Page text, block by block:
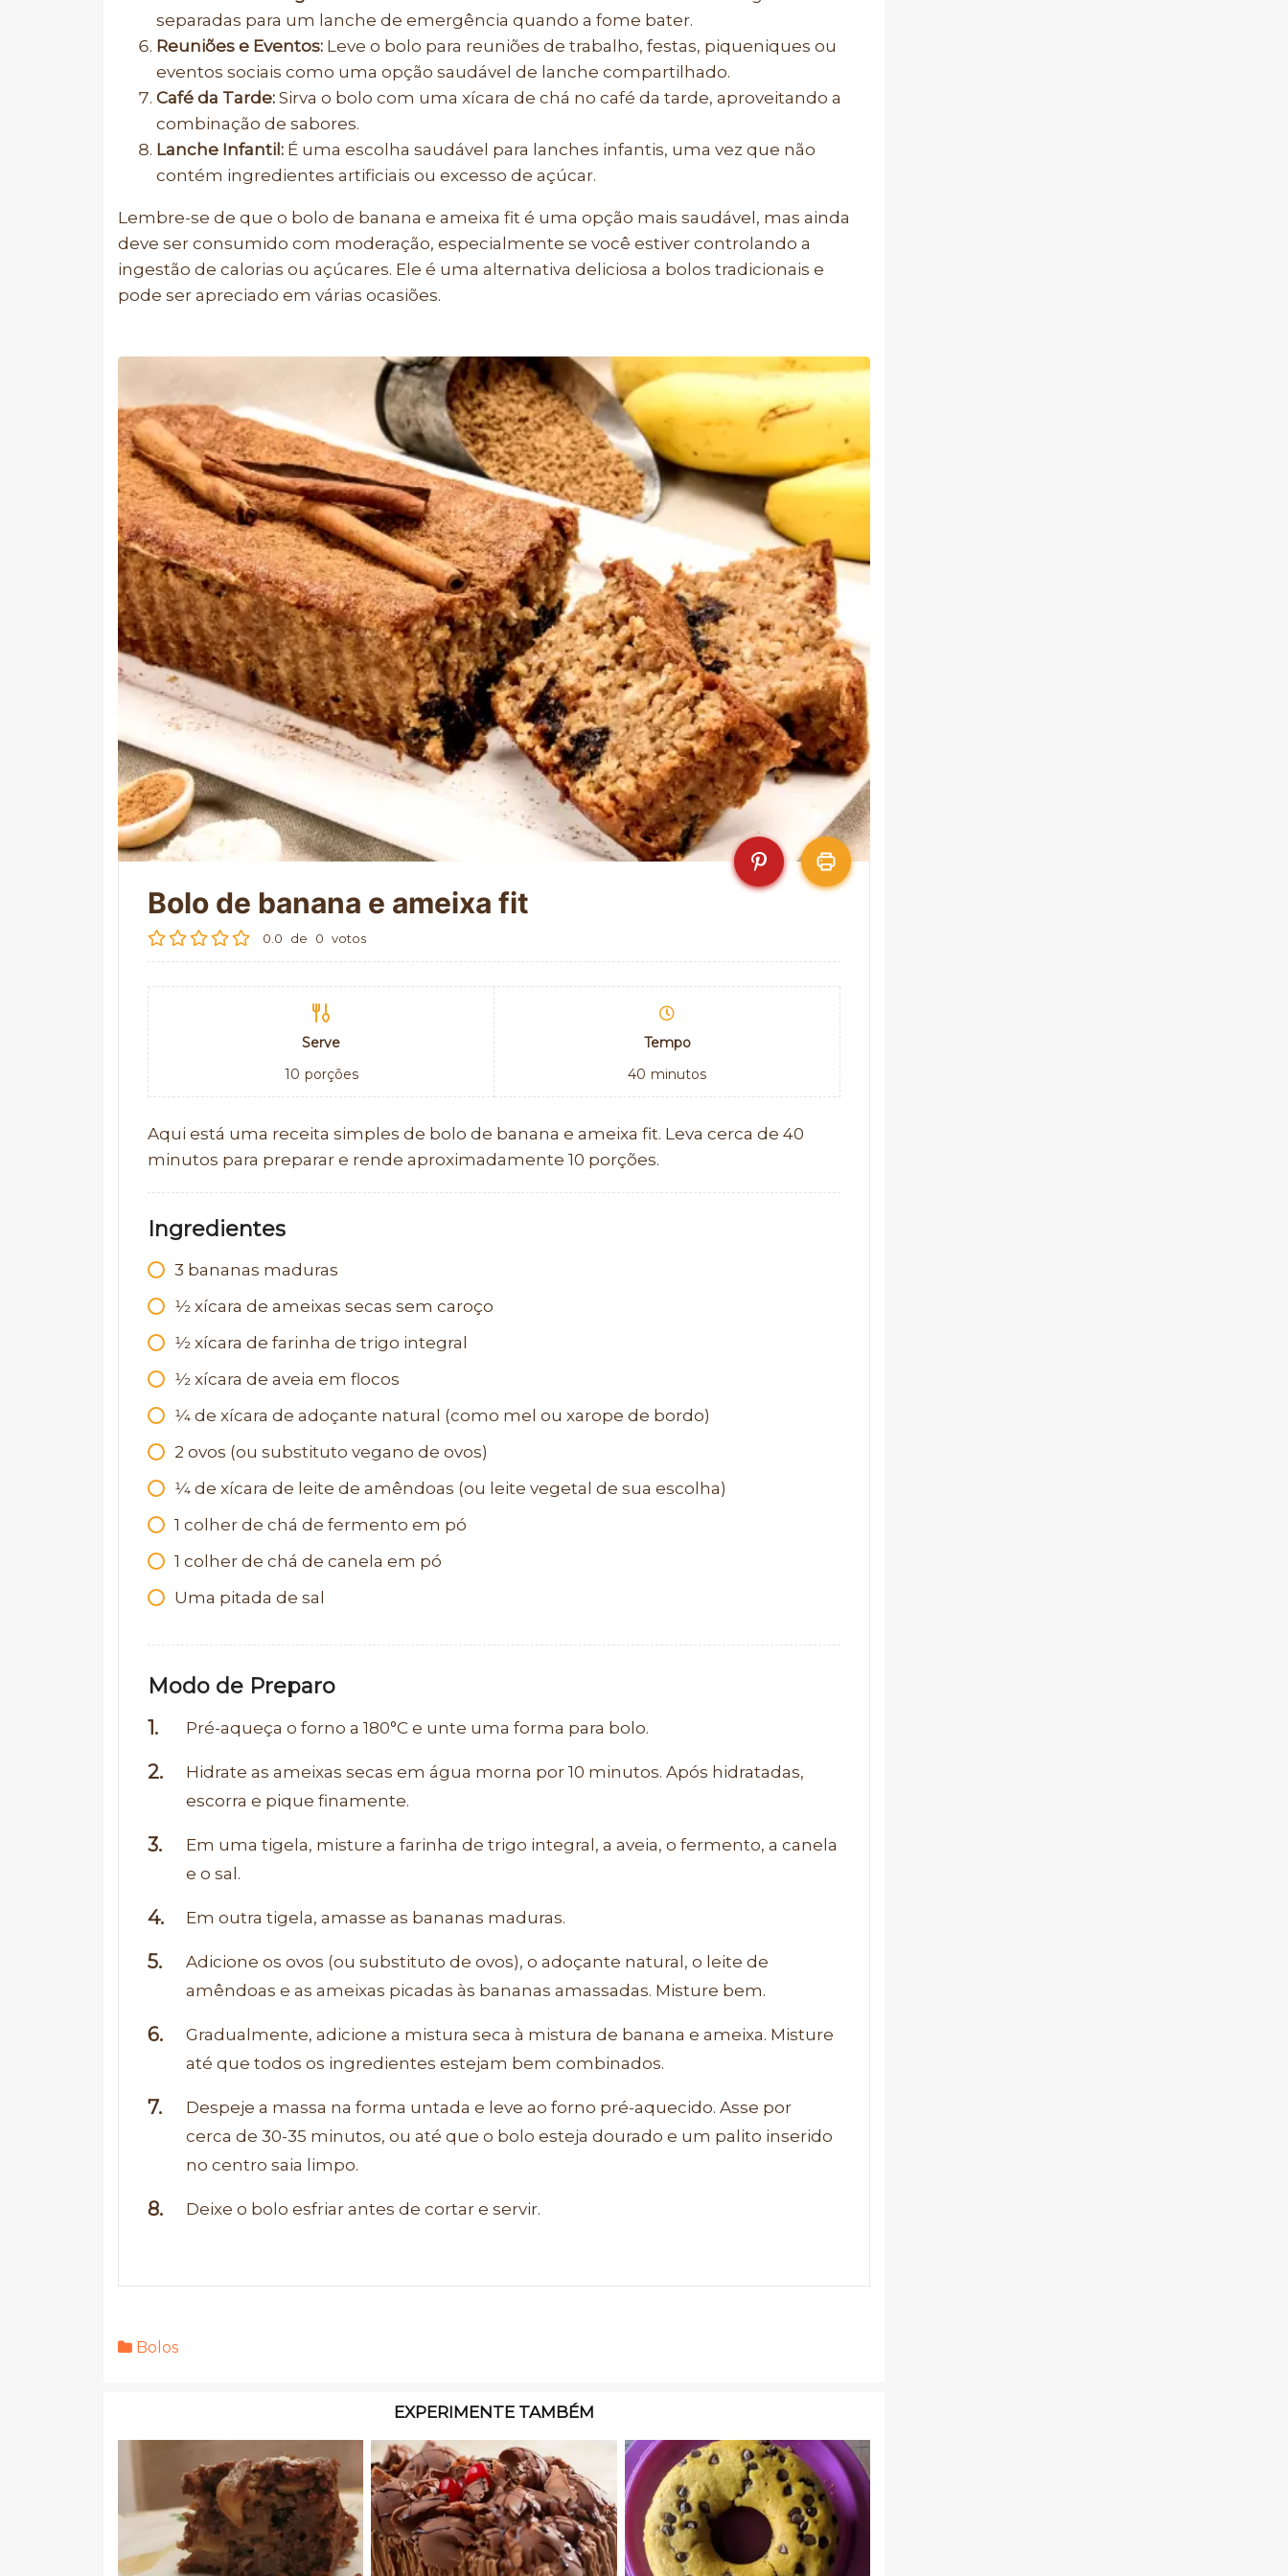
separadas para um lanche de emergência quando a fome bater.
Reuniões e Eventos: Leve o bolo para reuniões de trabalho, festas, piqueniques ou
eventos sociais como uma opção saudável de lanche compartilhado.
Café da Tarde: Sirva o bolo com uma xícara de chá no café da tarde, aproveitando a
combinação de sabores.
Lanche Infantil: É uma escolha saudável para lanches infantis, uma vez que não
contém ingredientes artificiais ou excesso de açúcar.
Lembre-se de que o bolo de banana e ameixa fit é uma opção mais saudável, mas ainda
deve ser consumido com moderação, especialmente se você estiver controlando a
ingestão de calorias ou açúcares. Ele é uma alternativa deliciosa a bolos tradicionais e
pode ser apreciado em várias ocasiões.
Bolo de banana e ameixa fit
0.0 de 0 votos
Serve
10 porções
Tempo
40 minutos
Aqui está uma receita simples de bolo de banana e ameixa fit. Leva cerca de 40
minutos para preparar e rende aproximadamente 10 porções.
Ingredientes
3 bananas maduras
1⁄2 xícara de ameixas secas sem caroço
1⁄2 xícara de farinha de trigo integral
1⁄2 xícara de aveia em flocos
1⁄4 de xícara de adoçante natural (como mel ou xarope de bordo)
2 ovos (ou substituto vegano de ovos)
1⁄4 de xícara de leite de amêndoas (ou leite vegetal de sua escolha)
1 colher de chá de fermento em pó
1 colher de chá de canela em pó
Uma pitada de sal
Modo de Preparo
Pré-aqueça o forno a 180°C e unte uma forma para bolo.
Hidrate as ameixas secas em água morna por 10 minutos. Após hidratadas,
escorra e pique finamente.
Em uma tigela, misture a farinha de trigo integral, a aveia, o fermento, a canela
e o sal.
Em outra tigela, amasse as bananas maduras.
Adicione os ovos (ou substituto de ovos), o adoçante natural, o leite de
amêndoas e as ameixas picadas às bananas amassadas. Misture bem.
Gradualmente, adicione a mistura seca à mistura de banana e ameixa. Misture
até que todos os ingredientes estejam bem combinados.
Despeje a massa na forma untada e leve ao forno pré-aquecido. Asse por
cerca de 30-35 minutos, ou até que o bolo esteja dourado e um palito inserido
no centro saia limpo.
Deixe o bolo esfriar antes de cortar e servir.
Bolos
EXPERIMENTE TAMBÉM